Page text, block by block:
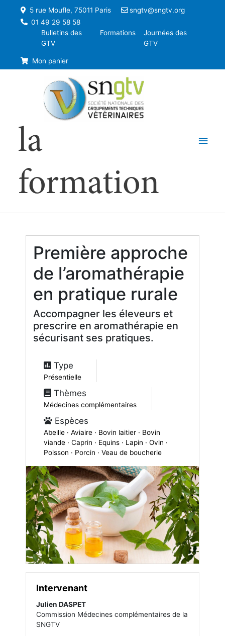
5 rue Moufle, 75011 Paris
sngtv@sngtv.org
01 49 29 58 58
Bulletins des
GTV
Formations
Journées des
GTV
Mon panier
la
formation
Première approche
de l’aromathérapie
en pratique rurale
Accompagner les éleveurs et
prescrire en aromathérapie en
sécurisant ses pratiques.
Type
Présentielle
Thèmes
Médecines complémentaires
Espèces
Abeille · Aviaire · Bovin laitier · Bovin
viande · Caprin · Equins · Lapin · Ovin ·
Poisson · Porcin · Veau de boucherie
Intervenant
Julien DASPET
Commission Médecines complémentaires de la
SNGTV